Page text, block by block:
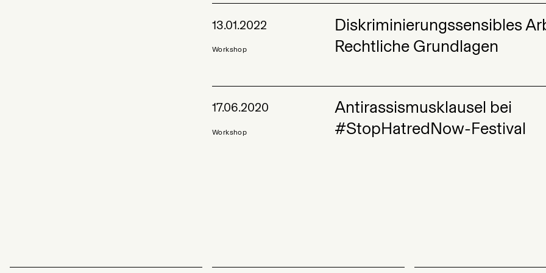
Diskriminierungssensibles
Rechtliche Grundlagen
13.01.2022
Workshop
Antirassismusklausel bei
#StopHatredNow-Festival
17.06.2020
Workshop